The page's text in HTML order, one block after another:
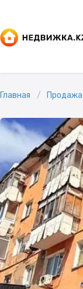
Главная